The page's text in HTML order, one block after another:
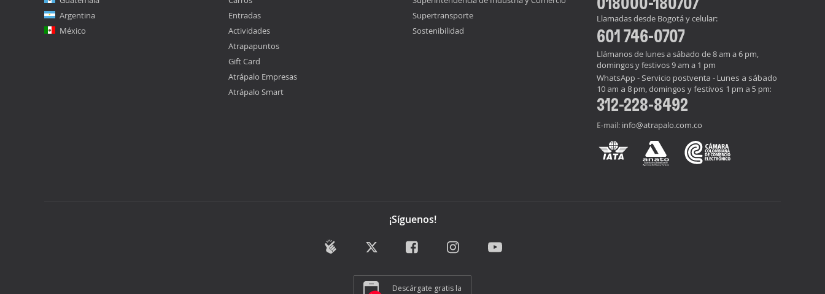
Argentina
México
Entradas
Actividades
Atrapapuntos
Gift Card
Atrápalo Empresas
Atrápalo Smart
Supertransporte
Sostenibilidad
Llamadas desde Bogotá y celular:
601 746-0707
Llámanos de lunes a sábado de 8 am a 6 pm,
domingos y festivos 9 am a 1 pm
WhatsApp - Servicio postventa - Lunes a sábado
10 am a 8 pm, domingos y festivos 1 pm a 5 pm:
312-228-8492
E-mail: info@atrapalo.com.co
¡Síguenos!
Descárgate gratis la